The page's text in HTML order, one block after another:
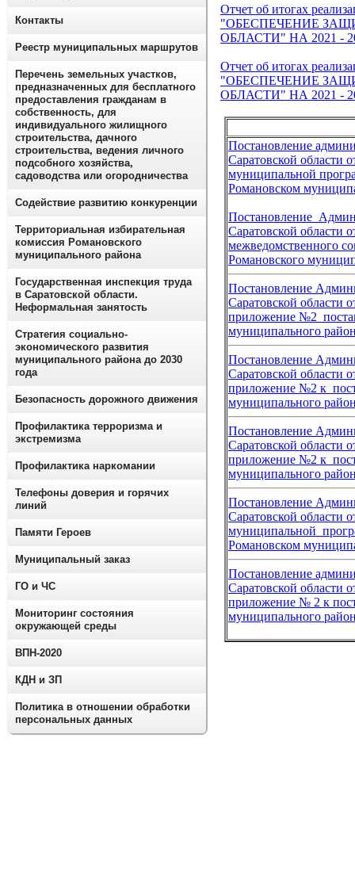
Отчет об итогах
"ОБЕСПЕЧЕНИЕ
ОБЛАСТИ" НА 2021 -
Отчет об итогах
"ОБЕСПЕЧЕНИЕ
ОБЛАСТИ" НА 2021 -
Постановление
Саратовской области
муниципальной
Романовском
Постановление
Саратовской области
межведомственного
Романовского
Постановление
Саратовской области
приложение №2
муниципального
Постановление
Саратовской области
приложение №2 к
муниципального
Постановление
Саратовской области
приложение №2 к
муниципального
Постановление
Саратовской области
муниципальной
Романовском
Постановление
Саратовской области
приложение № 2 к
муниципального
Контакты
Реестр муниципальных маршрутов
Перечень земельных участков,
предназначенных для бесплатного
предоставления гражданам в
собственность, для
индивидуального жилищного
строительства, дачного
строительства, ведения личного
подсобного хозяйства,
садоводства или огородничества
Содействие развитию конкуренции
Территориальная избирательная
комиссия Романовского
муниципального района
Государственная инспекция труда
в Саратовской области.
Неформальная занятость
Стратегия социально-
экономического развития
муниципального района до 2030
года
Безопасность дорожного движения
Профилактика терроризма и
экстремизма
Профилактика наркомании
Телефоны доверия и горячих
линий
Памяти Героев
Муниципальный заказ
ГО и ЧС
Мониторинг состояния
окружающей среды
ВПН-2020
КДН и ЗП
Политика в отношении обработки
персональных данных